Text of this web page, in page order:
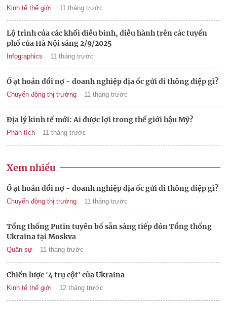
Kinh tế thế giới 11 tháng trước
Lộ trình của các khối diễu binh, diễu hành trên các tuyến
phố của Hà Nội sáng 2/9/2025
Infographics 11 tháng trước
Ồ ạt hoán đổi nợ - doanh nghiệp địa ốc gửi đi thông điệp gì?
Chuyển động thị trường 11 tháng trước
Địa lý kinh tế mới: Ai được lợi trong thế giới hậu Mỹ?
Phân tích 11 tháng trước
Xem nhiều
Ồ ạt hoán đổi nợ - doanh nghiệp địa ốc gửi đi thông điệp gì?
Chuyển động thị trường 11 tháng trước
Tổng thống Putin tuyên bố sẵn sàng tiếp đón Tổng thống
Ukraina tại Moskva
Quân sự 11 tháng trước
Chiến lược '4 trụ cột' của Ukraina
Kinh tế thế giới 12 tháng trước